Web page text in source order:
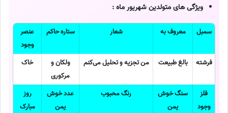
ویژگی های متولدین شهریور ماه :
سمبل معروف به شعار ستاره حاکم
عنصر
وجود
فرشته
بالغ طبیعت من تجزیه و تحلیل می‌کنم
ولکان و
مرکوری
خاک
فلز
وجود
سنگ خوش
یمن
رنگ محبوب
عدد خوش
یمن
روز
مبارک